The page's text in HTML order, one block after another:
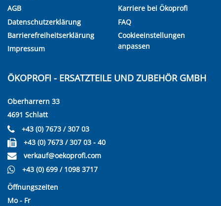
AGB
Datenschutzerklärung
Barrierefreiheitserklärung
Impressum
Karriere bei Ökoprofi
FAQ
Cookieeinstellungen
anpassen
ÖKOPROFI - ERSATZTEILE UND ZUBEHÖR GMBH
Oberharrern 33
4691 Schlatt
+43 (0) 7673 / 307 03
+43 (0) 7673 / 307 03 - 40
verkauf@oekoprofi.com
+43 (0) 699 / 1098 3717
Öffnungszeiten
Mo - Fr